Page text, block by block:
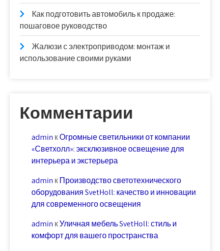
Как подготовить автомобиль к продаже:
пошаговое руководство
Жалюзи с электроприводом: монтаж и
использование своими руками
Комментарии
admin кОгромные светильники от компании
«Светхолл»: эксклюзивное освещение для
интерьера и экстерьера
admin кПроизводство светотехнического
оборудования SvetHoll: качество и инновации
для современного освещения
admin кУличная мебель SvetHoll: стиль и
комфорт для вашего пространства